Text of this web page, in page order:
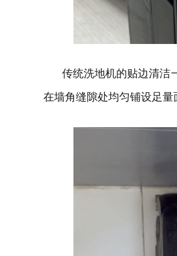
传统洗地机的贴边清洁
在墙角缝隙处均匀铺设足量